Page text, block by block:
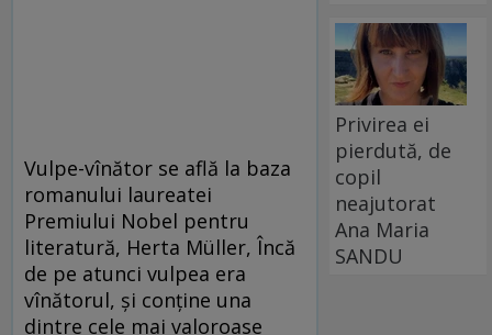
Vulpe-vînător se află la baza
romanului laureatei
Premiului Nobel pentru
literatură, Herta Müller, Încă
de pe atunci vulpea era
vînătorul, și conține una
dintre cele mai valoroase
Privirea ei
pierdută, de
copil
neajutorat
Ana Maria
SANDU